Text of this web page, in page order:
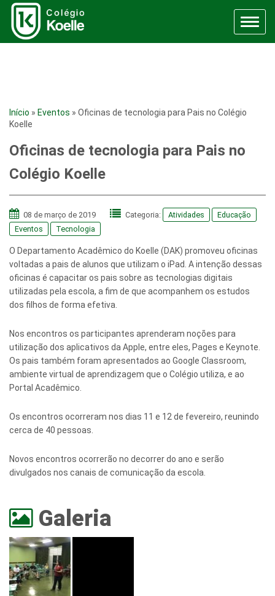
Menu
Início » Eventos » Oficinas de tecnologia para Pais no Colégio
Koelle
Oficinas de tecnologia para Pais no
Colégio Koelle
08 de março de 2019 Categoria: Atividades
Educação
Eventos
Tecnologia
O Departamento Acadêmico do Koelle (DAK) promoveu oficinas
voltadas a pais de alunos que utilizam o iPad. A intenção dessas
oficinas é capacitar os pais sobre as tecnologias digitais
utilizadas pela escola, a fim de que acompanhem os estudos
dos filhos de forma efetiva.
Nos encontros os participantes aprenderam noções para
utilização dos aplicativos da Apple, entre eles, Pages e Keynote.
Os pais também foram apresentados ao Google Classroom,
ambiente virtual de aprendizagem que o Colégio utiliza, e ao
Portal Acadêmico.
Os encontros ocorreram nos dias 11 e 12 de fevereiro, reunindo
cerca de 40 pessoas.
Novos encontros ocorrerão no decorrer do ano e serão
divulgados nos canais de comunicação da escola.
Galeria